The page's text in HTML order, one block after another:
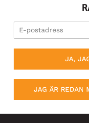
JA,
JAG ÄR REDAN